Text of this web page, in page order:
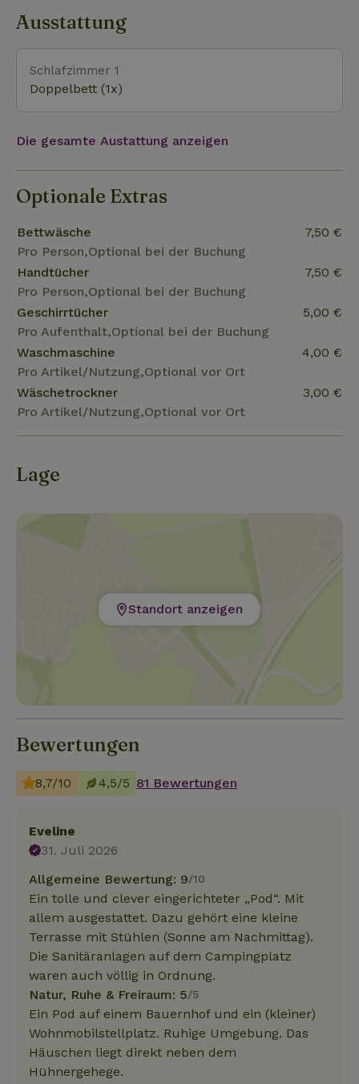
Ausstattung
Schlafzimmer 1
Doppelbett (1x)
Die gesamte Austattung anzeigen
Optionale Extras
Bettwäsche
Pro Person,Optional bei der Buchung
7,50 €
Handtücher
Pro Person,Optional bei der Buchung
7,50 €
Geschirrtücher
Pro Aufenthalt,Optional bei der Buchung
5,00 €
Waschmaschine
Pro Artikel/Nutzung,Optional vor Ort
4,00 €
Wäschetrockner
Pro Artikel/Nutzung,Optional vor Ort
3,00 €
Lage
Standort anzeigen
Bewertungen
8,7/10 4,5/5 81 Bewertungen
Eveline
31. Juli 2026
Allgemeine Bewertung: 9/10
Ein tolle und clever eingerichteter „Pod“. Mit
allem ausgestattet. Dazu gehört eine kleine
Terrasse mit Stühlen (Sonne am Nachmittag).
Die Sanitäranlagen auf dem Campingplatz
waren auch völlig in Ordnung.
Natur, Ruhe & Freiraum: 5/5
Ein Pod auf einem Bauernhof und ein (kleiner)
Wohnmobilstellplatz. Ruhige Umgebung. Das
Häuschen liegt direkt neben dem
Hühnergehege.